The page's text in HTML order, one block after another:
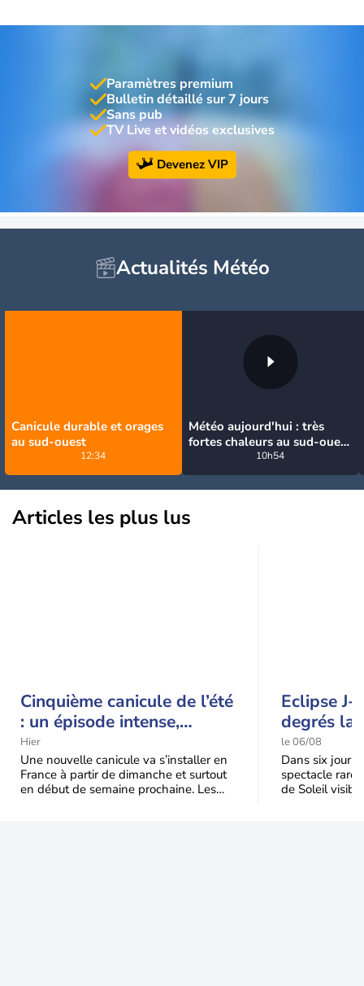
Paramètres premium
Bulletin détaillé sur 7 jours
Sans pub
TV Live et vidéos exclusives
Devenez VIP
Actualités Météo
Canicule durable et orages
au sud-ouest
12:34
Météo aujourd'hui : très
fortes chaleurs au sud-ouest
avant des orages, jusqu'à
39°C
10h54
Articles les plus lus
Cinquième canicule de l’été
: un épisode intense,
durable et étendu la
semaine prochaine
Hier
Une nouvelle canicule va s’installer en
France à partir de dimanche et surtout
en début de semaine prochaine. Les
Eclipse J-
degrés la
t-elle
l'éclipse
le 06/08
Dans six
spectacle rare
de Soleil